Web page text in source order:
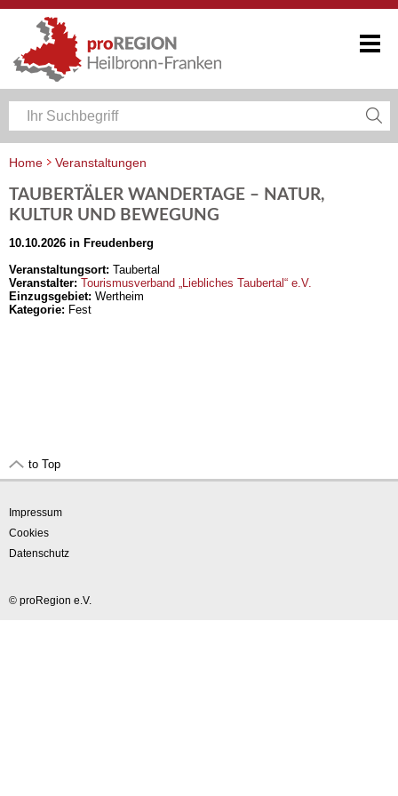
Home
Veranstaltungen
TAUBERTÄLER WANDERTAGE – NATUR,
KULTUR UND BEWEGUNG
10.10.2026 in Freudenberg
Veranstaltungsort: Taubertal
Veranstalter: Tourismusverband „Liebliches Taubertal“ e.V.
Einzugsgebiet: Wertheim
Kategorie: Fest
to Top
Impressum
Cookies
Datenschutz
© proRegion e.V.